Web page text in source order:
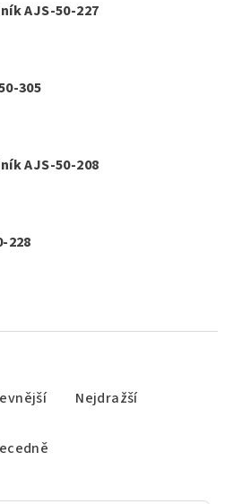
AJS-50-227
305
AJS-50-208
228
Nejdražší